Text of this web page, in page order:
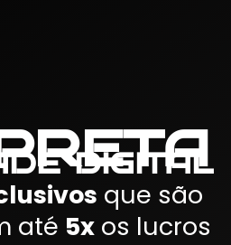
digital
que são
até 5x os lucros